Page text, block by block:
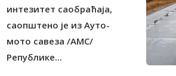
интезитет саобраћаја,
саопштено је из Ауто-
мото савеза /АМС/
Републике...